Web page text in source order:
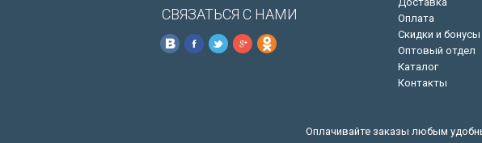
СВЯЗАТЬСЯ С НАМИ
Оплата
Скидки и бонусы
Оптовый отдел
Каталог
Контакты
Оплачивайте заказы любым